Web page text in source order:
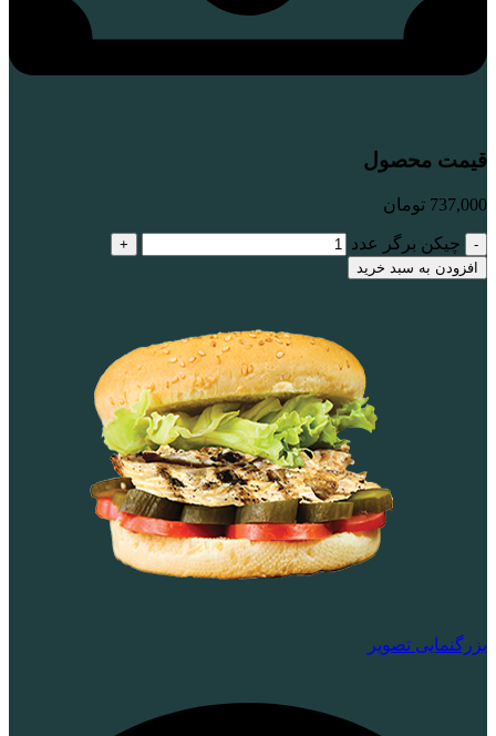
قیمت محصول
737,000 تومان
چیکن برگر عدد
افزودن به سبد خرید
بزرگنمایی تصویر